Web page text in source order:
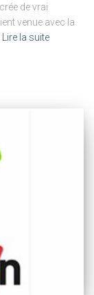
de vrai
venue avec la
Lire la suite